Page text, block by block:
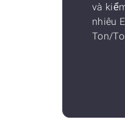
và
nhiêu
Ton/